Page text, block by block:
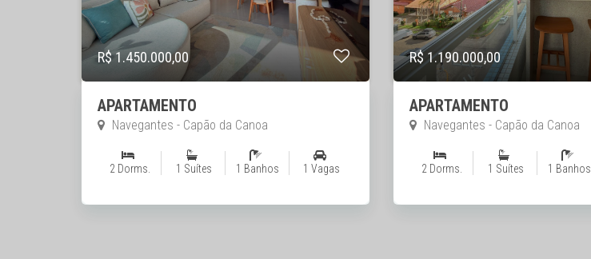
R$ 1.450.000,00
APARTAMENTO
Navegantes - Capão da Canoa
2 Dorms. 1 Suítes 1 Banhos 1 Vagas
R$ 1.190.000,00
APARTAMENTO
Navegantes - Capão da Canoa
2 Dorms. 1 Suítes 1 Banhos